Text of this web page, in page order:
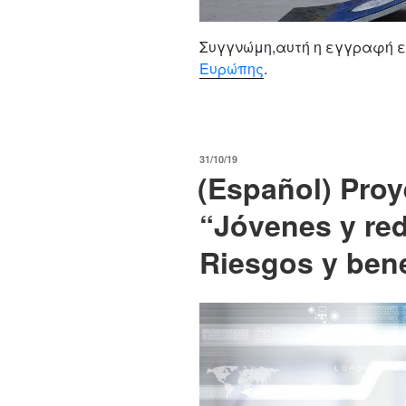
Συγγνώμη,αυτή η εγγραφή
Ευρώπης.
POSTED
31/10/19
(Español)
“Jóvenes y
Riesgos y